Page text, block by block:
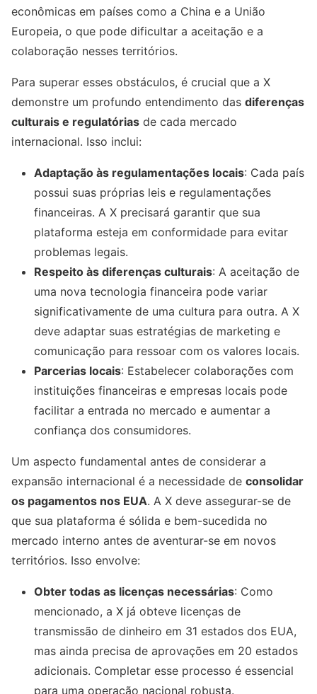
econômicas em países como a China e a União
Europeia, o que pode dificultar a aceitação e a
colaboração nesses territórios.
Para superar esses obstáculos, é crucial que a X
demonstre um profundo entendimento das diferenças
culturais e regulatórias de cada mercado
internacional. Isso inclui:
Adaptação às regulamentações locais: Cada país
possui suas próprias leis e regulamentações
financeiras. A X precisará garantir que sua
plataforma esteja em conformidade para evitar
problemas legais.
Respeito às diferenças culturais: A aceitação de
uma nova tecnologia financeira pode variar
significativamente de uma cultura para outra. A X
deve adaptar suas estratégias de marketing e
comunicação para ressoar com os valores locais.
Parcerias locais: Estabelecer colaborações com
instituições financeiras e empresas locais pode
facilitar a entrada no mercado e aumentar a
confiança dos consumidores.
Um aspecto fundamental antes de considerar a
expansão internacional é a necessidade de consolidar
os pagamentos nos EUA. A X deve assegurar-se de
que sua plataforma é sólida e bem-sucedida no
mercado interno antes de aventurar-se em novos
territórios. Isso envolve:
Obter todas as licenças necessárias: Como
mencionado, a X já obteve licenças de
transmissão de dinheiro em 31 estados dos EUA,
mas ainda precisa de aprovações em 20 estados
adicionais. Completar esse processo é essencial
para uma operação nacional robusta.